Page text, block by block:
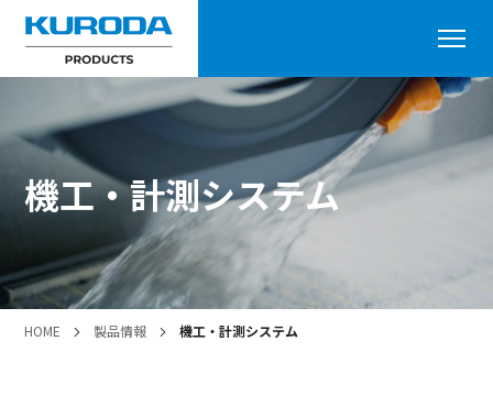
機工・計測システム
HOME 製品情報 機工・計測システム